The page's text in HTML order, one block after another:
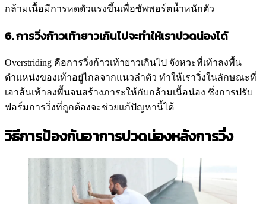
กล้ามเนื้อมีการหดตัวแรงขึ้นเพื่อซัพพอร์ตน้ำหนักตัว
6. การวิ่งก้าวเท้ายาวเกินไปจะทำให้เราปวดน่องได้
Overstriding คือการวิ่งก้าวเท้ายาวเกินไป จังหวะที่เท้าลงพื้น
ตำแหน่งของเท้าอยู่ไกลจากแนวลำตัว ทำให้เราวิ่งในลักษณะที่
เอาส้นเท้าลงพื้นจนสร้างภาระให้กับกล้ามเนื้อน่อง ซึ่งการปรับ
ฟอร์มการวิ่งที่ถูกต้องจะช่วยแก้ปัญหานี้ได้
วิธีการป้องกันอาการปวดน่องหลังการวิ่ง